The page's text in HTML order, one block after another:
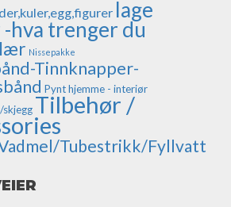
lage
-hva trenger du
Nissepakke
Tinnknapper-
Pynt hjemme - interiør
skjegg Tilbehør /
Tubestrikk/Fyllvatt